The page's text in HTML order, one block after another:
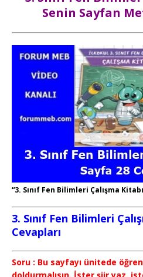
Senin Sayfan
“3. Sınıf Fen Bilimleri Çalışma
3. Sınıf Fen Bilimleri
Cevapları
Soru : Bu sayfayı ünitede